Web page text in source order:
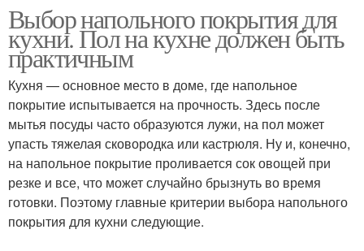
Выбор напольного покрытия для
кухни. Пол на кухне должен быть
практичным
Кухня — основное место в доме, где напольное
покрытие испытывается на прочность. Здесь после
мытья посуды часто образуются лужи, на пол может
упасть тяжелая сковородка или кастрюля. Ну и, конечно,
на напольное покрытие проливается сок овощей при
резке и все, что может случайно брызнуть во время
готовки. Поэтому главные критерии выбора напольного
покрытия для кухни следующие.